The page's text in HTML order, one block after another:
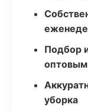
Подбор
уборка